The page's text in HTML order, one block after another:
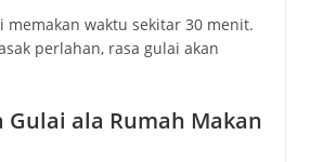
memakan waktu sekitar 30 menit.
perlahan, rasa gulai akan
Gulai ala Rumah Makan